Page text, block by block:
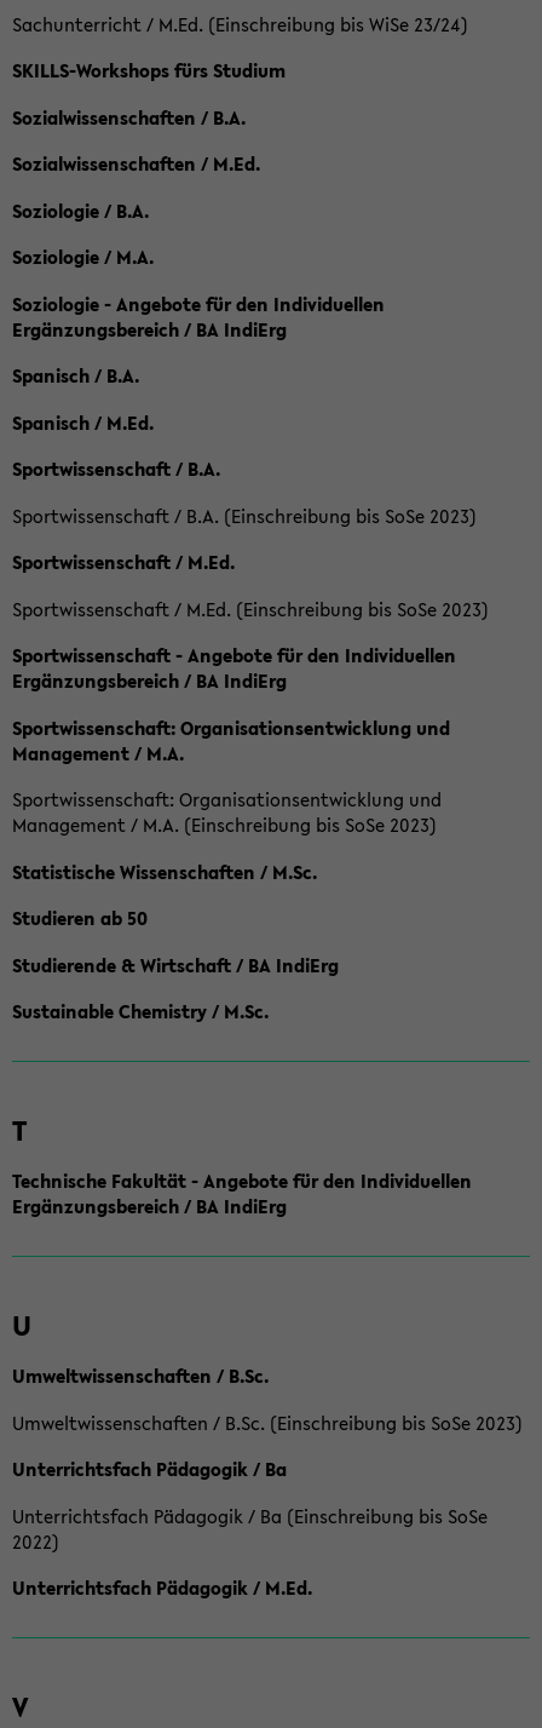
Sachunterricht / M.Ed. (Einschreibung bis WiSe 23/24)
SKILLS-Workshops fürs Studium
Sozialwissenschaften / B.A.
Sozialwissenschaften / M.Ed.
Soziologie / B.A.
Soziologie / M.A.
Soziologie - Angebote für den Individuellen
Ergänzungsbereich / BA IndiErg
Spanisch / B.A.
Spanisch / M.Ed.
Sportwissenschaft / B.A.
Sportwissenschaft / B.A. (Einschreibung bis SoSe 2023)
Sportwissenschaft / M.Ed.
Sportwissenschaft / M.Ed. (Einschreibung bis SoSe 2023)
Sportwissenschaft - Angebote für den Individuellen
Ergänzungsbereich / BA IndiErg
Sportwissenschaft: Organisationsentwicklung und
Management / M.A.
Sportwissenschaft: Organisationsentwicklung und
Management / M.A. (Einschreibung bis SoSe 2023)
Statistische Wissenschaften / M.Sc.
Studieren ab 50
Studierende & Wirtschaft / BA IndiErg
Sustainable Chemistry / M.Sc.
T
Technische Fakultät - Angebote für den Individuellen
Ergänzungsbereich / BA IndiErg
U
Umweltwissenschaften / B.Sc.
Umweltwissenschaften / B.Sc. (Einschreibung bis SoSe 2023)
Unterrichtsfach Pädagogik / Ba
Unterrichtsfach Pädagogik / Ba (Einschreibung bis SoSe
2022)
Unterrichtsfach Pädagogik / M.Ed.
V